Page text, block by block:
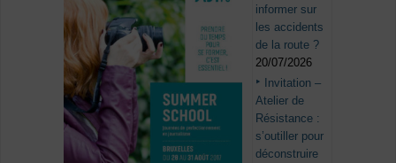
informer sur
les accidents
de la route ?
20/07/2026
Invitation –
Atelier de
Résistance :
s’outiller pour
déconstruire